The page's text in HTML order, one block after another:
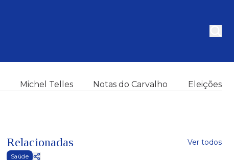
Michel Telles Notas do Carvalho Eleições
Relacionadas Ver todos
Saúde